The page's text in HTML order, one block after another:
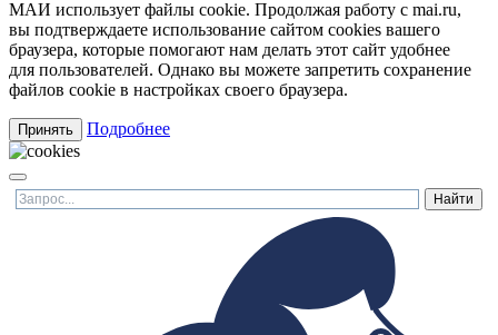
МАИ использует файлы cookie. Продолжая работу с mai.ru,
вы подтверждаете использование сайтом cookies вашего
браузера, которые помогают нам делать этот сайт удобнее
для пользователей. Однако вы можете запретить сохранение
файлов cookie в настройках своего браузера.
Принять Подробнее